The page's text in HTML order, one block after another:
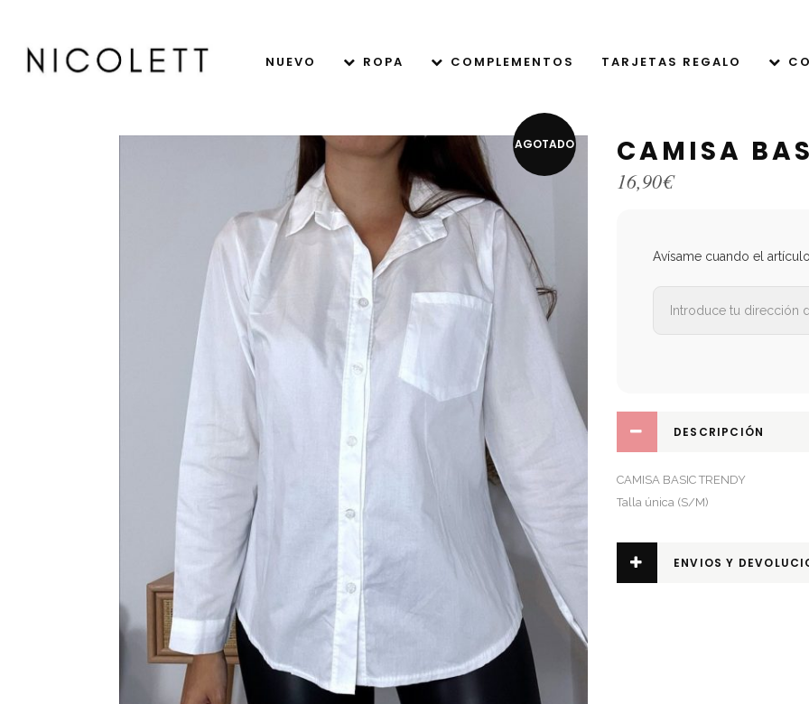
NUEVO ROPA COMPLEMENTOS TARJETAS REGALO
AGOTADO CAMISA
16,90€
Avísame cuando el
DESCRIPCIÓN
CAMISA BASIC TRENDY
Talla única (S/M)
ENVIOS Y